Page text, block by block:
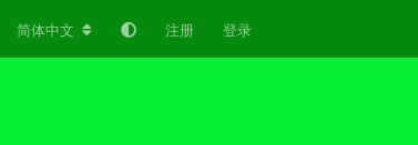
简体中文 注册 登录